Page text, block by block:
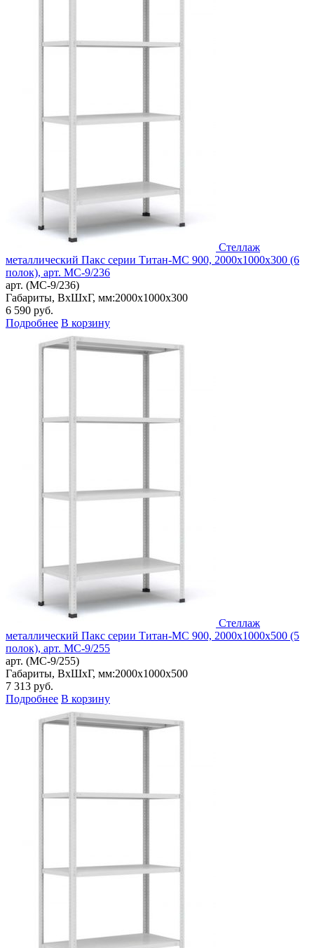
Стеллаж
металлический Пакс серии Титан-МС 900, 2000x1000x300 (6
полок), арт. МС-9/236
арт. (МС-9/236)
Габариты, ВxШxГ, мм:2000x1000x300
6 590 руб.
Подробнее В корзину
Стеллаж
металлический Пакс серии Титан-МС 900, 2000x1000x500 (5
полок), арт. МС-9/255
арт. (МС-9/255)
Габариты, ВxШxГ, мм:2000x1000x500
7 313 руб.
Подробнее В корзину